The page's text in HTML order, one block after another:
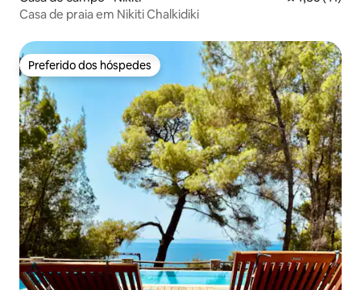
Casa de praia em Nikiti Chalkidiki
Preferido dos hóspedes
Preferido dos hóspedes